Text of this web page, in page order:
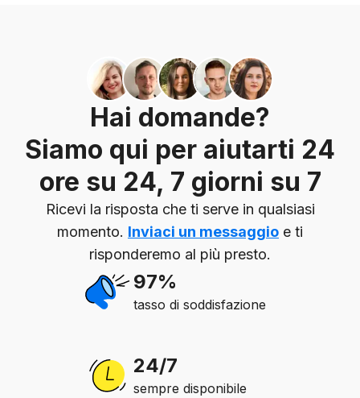
Hai domande?
Siamo qui per aiutarti 24
ore su 24, 7 giorni su 7
Ricevi la risposta che ti serve in qualsiasi
momento. Inviaci un messaggio e ti
risponderemo al più presto.
97%
tasso di soddisfazione
24/7
sempre disponibile